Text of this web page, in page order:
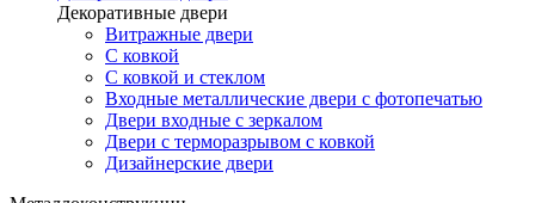
Декоративные двери
Витражные двери
С ковкой
С ковкой и стеклом
Входные металлические двери с фотопечатью
Двери входные с зеркалом
Двери с терморазрывом с ковкой
Дизайнерские двери